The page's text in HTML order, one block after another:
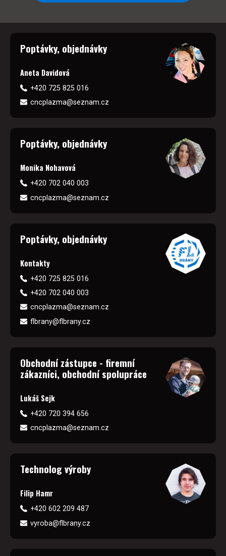
Poptávky, objednávky
Aneta Davidová
+420 725 825 016
cncplazma@seznam.cz
Poptávky, objednávky
Monika Nohavová
+420 702 040 003
cncplazma@seznam.cz
Poptávky, objednávky
Kontakty
+420 725 825 016
+420 702 040 003
cncplazma@seznam.cz
flbrany@flbrany.cz
Obchodní zástupce - firemní
zákazníci, obchodní spolupráce
Lukáš Sejk
+420 720 394 656
cncplazma@seznam.cz
Technolog výroby
Filip Hamr
+420 602 209 487
vyroba@flbrany.cz